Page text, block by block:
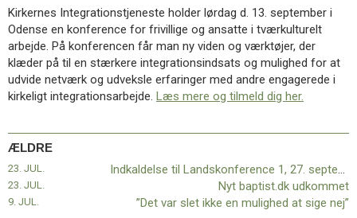
3.0:
Kalender
4.0:
Inspiration
5.0:
Værktøjskassen
6.0:
Mission
7.0:
Om
BaptistKirken
9.0:
Forside
10.0:
Nyheder
11.0:
Kalender
12.0:
Inspiration
13.0:
Værktøjskassen
Kirkernes Integrationstjeneste holder lørdag d. 13. september i
Odense en konference for frivillige og ansatte i tværkulturelt
arbejde. På konferencen får man ny viden og værktøjer, der
klæder på til en stærkere integrationsindsats og mulighed for at
udvide netværk og udveksle erfaringer med andre engagerede i
kirkeligt integrationsarbejde. Læs mere og tilmeld dig her.
ÆLDRE
23. JUL. Indkaldelse til Landskonference 1, 27. september 2025
23. JUL. Nyt baptist.dk udkommet
9. JUL. ”Det var slet ikke en mulighed at sige nej”